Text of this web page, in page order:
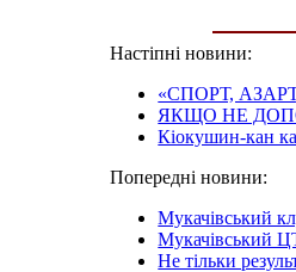
Настіпні новини:
«СПОРТ,
ЯКЩО НЕ
Кіокушин-кан
Попередні новини:
Мукачівський
Мукачівський
Не тільки